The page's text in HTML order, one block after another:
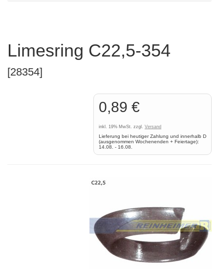
Limesring C22,5-354
[28354]
0,89 €
inkl. 19% MwSt. zzgl. Versand
Lieferung bei heutiger Zahlung und innerhalb D
(ausgenommen Wochenenden + Feiertage):
14.08. - 16.08.